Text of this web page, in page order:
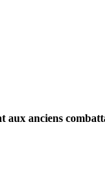
anciens